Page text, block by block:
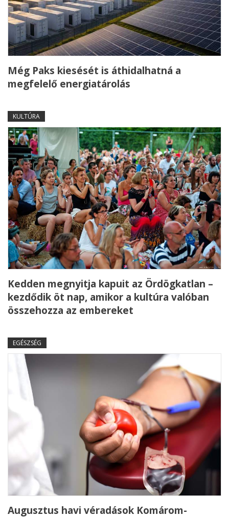
Még Paks kiesését is áthidalhatná a
megfelelő energiatárolás
KULTÚRA
Kedden megnyitja kapuit az Ördögkatlan –
kezdődik öt nap, amikor a kultúra valóban
összehozza az embereket
EGÉSZSÉG
Augusztus havi véradások Komárom-